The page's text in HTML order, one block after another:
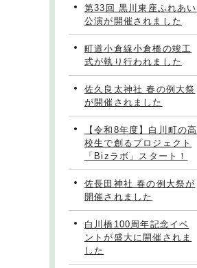
第33回 黒川東座ふれあい
公演が開催されました
町道小倉線小倉橋の竣工
式が執り行われました
佐久良太神社 春の例大祭
が開催されました
【令和8年度】白川町の高
校生で創るプロジェクト
「Bizラボ」スタート！
佐長田神社 春の例大祭が
開催されました
白川橋100周年記念イベ
ントが盛大に開催されま
した